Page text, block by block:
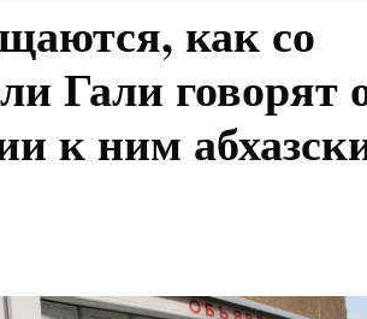
как со
Гали говорят
к ним